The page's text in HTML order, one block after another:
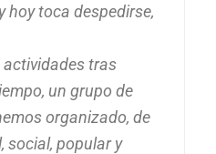
hoy toca despedirse,
actividades tras
un grupo de
organizado, de
social, popular y